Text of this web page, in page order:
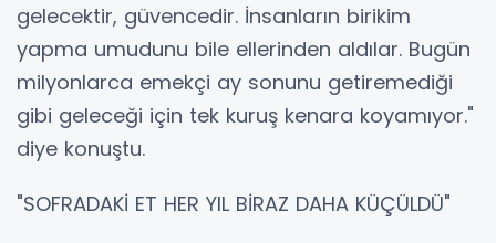
gelecektir, güvencedir. İnsanların birikim
yapma umudunu bile ellerinden aldılar. Bugün
milyonlarca emekçi ay sonunu getiremediği
gibi geleceği için tek kuruş kenara koyamıyor."
diye konuştu.
"SOFRADAKİ ET HER YIL BİRAZ DAHA KÜÇÜLDÜ"